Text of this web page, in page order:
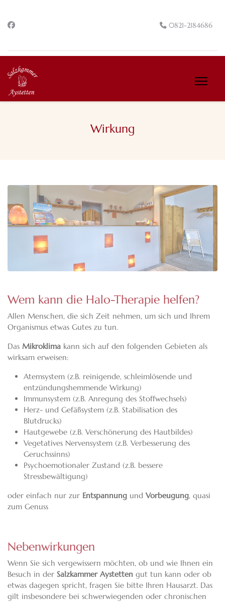
0821-2184686
Wirkung
Wem kann die Halo-Therapie helfen?
Allen Menschen, die sich Zeit nehmen, um sich und Ihrem
Organismus etwas Gutes zu tun.
Das Mikroklima kann sich auf den folgenden Gebieten als
wirksam erweisen:
Atemsystem (z.B. reinigende, schleimlösende und
entzündungshemmende Wirkung)
Immunsystem (z.B. Anregung des Stoffwechsels)
Herz- und Gefäßsystem (z.B. Stabilisation des
Blutdrucks)
Hautgewebe (z.B. Verschönerung des Hautbildes)
Vegetatives Nervensystem (z.B. Verbesserung des
Geruchssinns)
Psychoemotionaler Zustand (z.B. bessere
Stressbewältigung)
oder einfach nur zur Entspannung und Vorbeugung, quasi
zum Genuss
Nebenwirkungen
Wenn Sie sich vergewissern möchten, ob und wie Ihnen ein
Besuch in der Salzkammer Aystetten gut tun kann oder ob
etwas dagegen spricht, fragen Sie bitte Ihren Hausarzt. Das
gilt insbesondere bei schwerwiegenden oder chronischen